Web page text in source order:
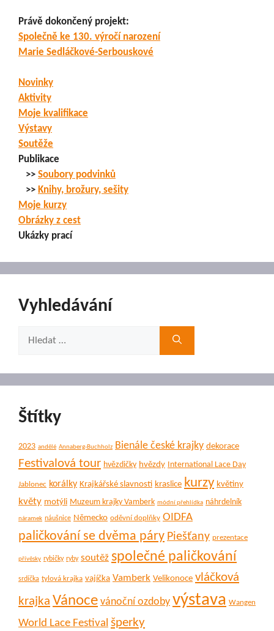
Právě dokončený projekt:
Společně ke 130. výročí narození
Marie Sedláčkové-Serbouskové
Novinky
Aktivity
Moje kvalifikace
Výstavy
Soutěže
Publikace
>> Soubory podvinků
>> Knihy, brožury, sešity
Moje kurzy
Obrázky z cest
Ukázky prací
Vyhledávání
Štítky
2023 andělé Annaberg-Buchholz Bienále české krajky dekorace
Festivalová tour hvězdičky hvězdy International Lace Day
Jablonec korálky Krajkářské slavnosti kraslice kurzy květiny
květy motýli Muzeum krajky Vamberk módní přehlídka náhrdelník
náramek náušnice Německo oděvní doplňky OIDFA
paličkování se dvěma páry Piešťany prezentace
přívěsky rybičky ryby soutěž společné paličkování
srdíčka tylová krajka vajíčka Vamberk Velikonoce vláčková
krajka Vánoce vánoční ozdoby výstava Wangen
World Lace Festival šperky